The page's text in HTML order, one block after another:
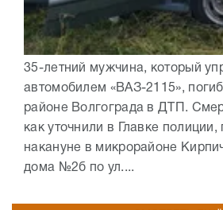
35-летний мужчина, который
автомобилем «ВАЗ-2115»,
районе Волгограда в ДТП.
как уточнили в Главке
накануне в микрорайоне
дома №2б по ул....